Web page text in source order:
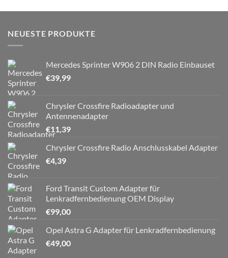
NEUESTE PRODUKTE
Mercedes Sprinter W906 2 DIN Radio Einbauset
€39,99
Chrysler Crossfire Radioadapter und
Antennenadapter
€11,39
Chrysler Crossfire Radio Anschlusskabel Adapter
€4,39
Ford Transit Custom Adapter für
Lenkradfernbedienung OEM Display
€99,00
Opel Astra G Adapter für Lenkradfernbedienung
€49,00